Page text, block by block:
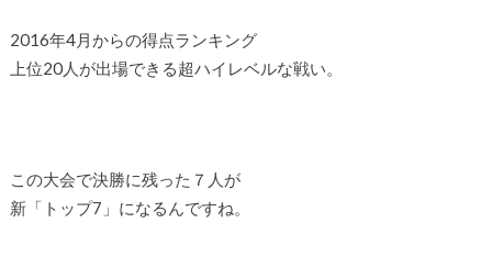
2016年4月からの得点ランキング
上位20人が出場できる超ハイレベルな戦い。
この大会で決勝に残った７人が
新「トップ7」になるんですね。